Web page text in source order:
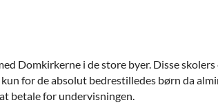
Domkirkerne i de store byer. Disse skolers
for de absolut bedrestilledes børn da
betale for undervisningen.